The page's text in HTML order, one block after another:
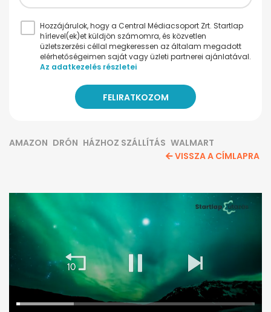
Hozzájárulok, hogy a Central Médiacsoport Zrt. Startlap
hírlevel(ek)et küldjön számomra, és közvetlen
üzletszerzési céllal megkeressen az általam megadott
elérhetőségeimen saját vagy üzleti partnerei ajánlatával.
Az adatkezelés részletei
AMAZON DRÓN HÁZHOZ SZÁLLÍTÁS WALMART
VISSZA A CÍMLAPRA